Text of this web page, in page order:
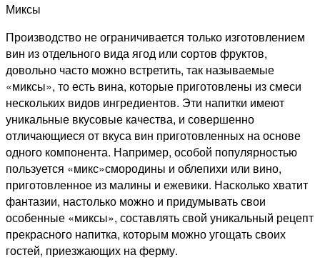
Миксы
Производство не ограничивается только изготовлением
вин из отдельного вида ягод или сортов фруктов,
довольно часто можно встретить, так называемые
«миксы», то есть вина, которые приготовлены из смеси
нескольких видов ингредиентов. Эти напитки имеют
уникальные вкусовые качества, и совершенно
отличающиеся от вкуса вин приготовленных на основе
одного компонента. Например, особой популярностью
пользуется «микс»смородины и облепихи или вино,
приготовленное из малины и ежевики. Насколько хватит
фантазии, настолько можно и придумывать свои
особенные «миксы», составлять свой уникальный рецепт
прекрасного напитка, которым можно угощать своих
гостей, приезжающих на ферму.